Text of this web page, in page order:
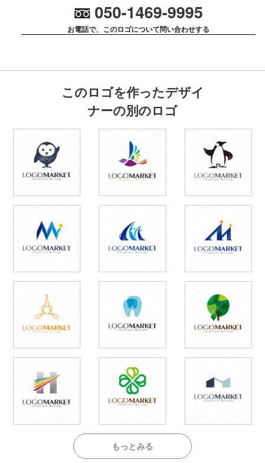
050-1469-9995
お電話で、このロゴについて問い合わせする
このロゴを作ったデザイ
ナーの別のロゴ
もっとみる